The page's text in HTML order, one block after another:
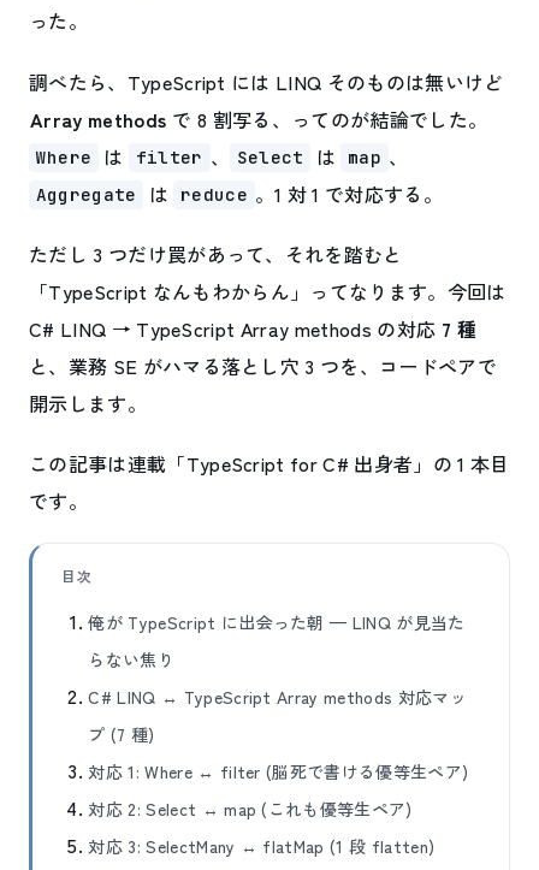
った。
調べたら、TypeScript には LINQ そのものは無いけど
Array methods で 8 割写る、ってのが結論でした。
Where は filter 、 Select は map 、
Aggregate は reduce 。1 対 1 で対応する。
ただし 3 つだけ罠があって、それを踏むと
「TypeScript なんもわからん」ってなります。今回は
C# LINQ → TypeScript Array methods の対応 7 種
と、業務 SE がハマる落とし穴 3 つを、コードペアで
開示します。
この記事は連載「TypeScript for C# 出身者」の 1 本目
です。
目次
俺が TypeScript に出会った朝 — LINQ が見当た
らない焦り
C# LINQ ↔ TypeScript Array methods 対応マッ
プ (7 種)
対応 1: Where ↔ filter (脳死で書ける優等生ペア)
対応 2: Select ↔ map (これも優等生ペア)
対応 3: SelectMany ↔ flatMap (1 段 flatten)